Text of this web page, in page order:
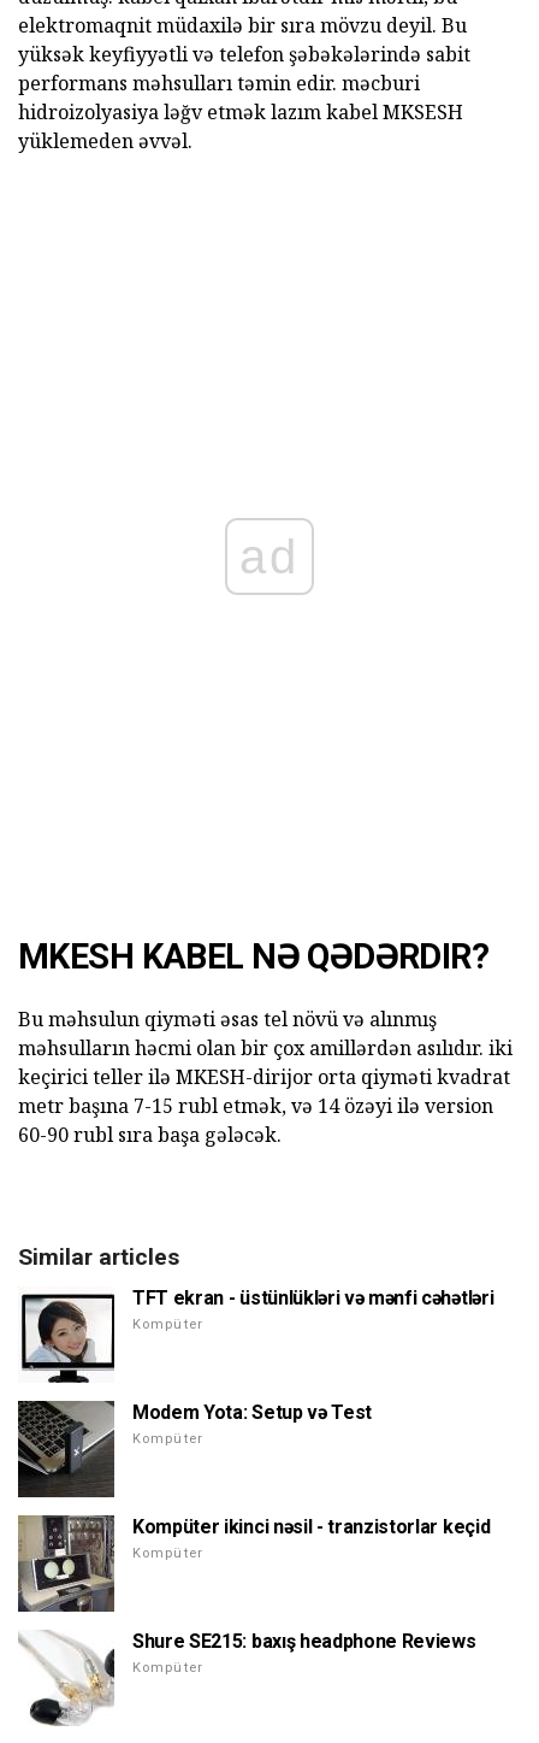
elektromaqnit müdaxilə bir sıra mövzu deyil. Bu
yüksək keyfiyyətli və telefon şəbəkələrində sabit
performans məhsulları təmin edir. məcburi
hidroizolyasiya ləğv etmək lazım kabel MKSESH
yüklemeden əvvəl.
ad
MKESH KABEL NƏ QƏDƏRDIR?
Bu məhsulun qiyməti əsas tel növü və alınmış
məhsulların həcmi olan bir çox amillərdən asılıdır. iki
keçirici teller ilə MKESH-dirijor orta qiyməti kvadrat
metr başına 7-15 rubl etmək, və 14 özəyi ilə version
60-90 rubl sıra başa gələcək.
Similar articles
TFT ekran - üstünlükləri və mənfi cəhətləri
Kompüter
Modem Yota: Setup və Test
Kompüter
Kompüter ikinci nəsil - tranzistorlar keçid
Kompüter
Shure SE215: baxış headphone Reviews
Kompüter